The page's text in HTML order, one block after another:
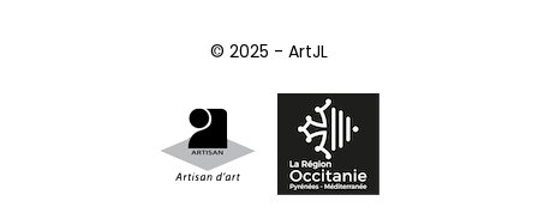
© 2025 - ArtJL